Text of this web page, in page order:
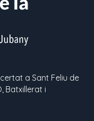
a Sant Feliu de
Batxillerat i